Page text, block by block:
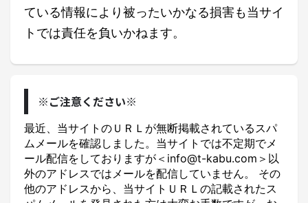
ている情報により被ったいかなる損害も当サイ
トでは責任を負いかねます。
※ご注意ください※
最近、当サイトのＵＲＬが無断掲載されているスパ
ムメールを確認しました。当サイトでは不定期でメ
ール配信をしておりますが＜info@t-kabu.com＞以
外のアドレスではメールを配信していません。 その
他のアドレスから、当サイトＵＲＬの記載されたス